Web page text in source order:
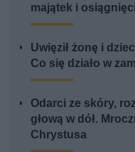
majątek i
Uwięził żonę i
Co się działo w
Odarci ze skóry,
głową w dół.
Chrystusa